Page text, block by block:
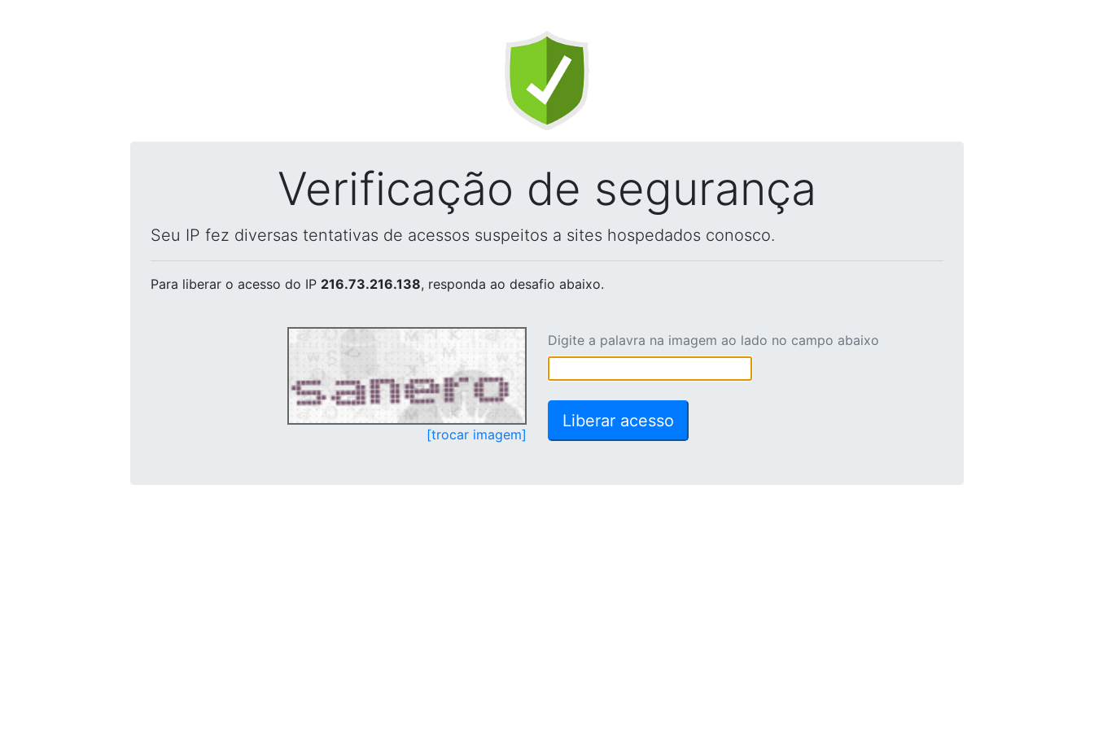
Verificação de segurança
Seu IP fez diversas tentativas de acessos suspeitos a sites hospedados conosco.
Para liberar o acesso do IP 216.73.216.138, responda ao desafio abaixo.
[trocar imagem]
Digite a palavra na imagem ao lado no campo abaixo